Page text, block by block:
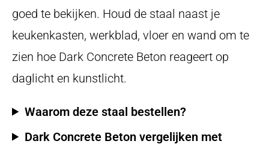
goed te bekijken. Houd de staal naast je
keukenkasten, werkblad, vloer en wand om te
zien hoe Dark Concrete Beton reageert op
daglicht en kunstlicht.
Waarom deze staal bestellen?
Dark Concrete Beton vergelijken met